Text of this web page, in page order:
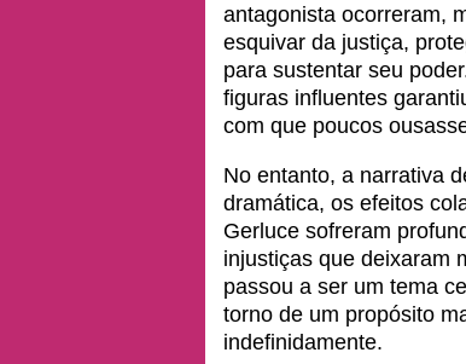
antagonista ocorreram,
esquivar da justiça,
para sustentar seu
figuras influentes
com que poucos
No entanto, a narrativa
dramática, os efeitos
Gerluce sofreram
injustiças que deixaram
passou a ser um tema
torno de um propósito
indefinidamente.